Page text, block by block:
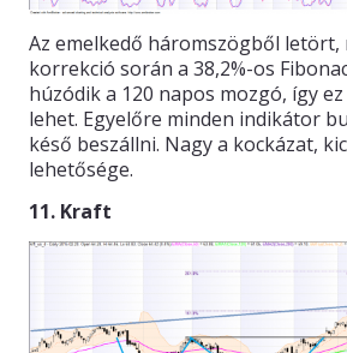
Az emelkedő háromszögből letört,
korrekció során a 38,2%-os
húzódik a 120 napos mozgó, így
lehet. Egyelőre minden indikátor
késő beszállni. Nagy a kockázat,
lehetősége.
11. Kraft